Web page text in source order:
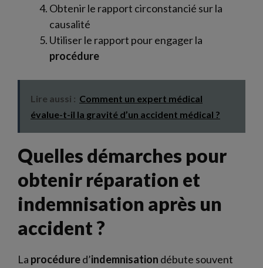
Obtenir le rapport circonstancié sur la
causalité
Utiliser le rapport pour engager la
procédure
Lire aussi : Comment un expert médical
évalue-t-il la gravité d’un accident médical ?
Quelles démarches pour
obtenir réparation et
indemnisation après un
accident ?
La procédured’indemnisation débute souvent